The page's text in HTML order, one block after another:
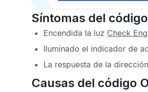
Síntomas del
Encendida la luz Check
Iluminado el indicador de
La respuesta de la
Causas del código